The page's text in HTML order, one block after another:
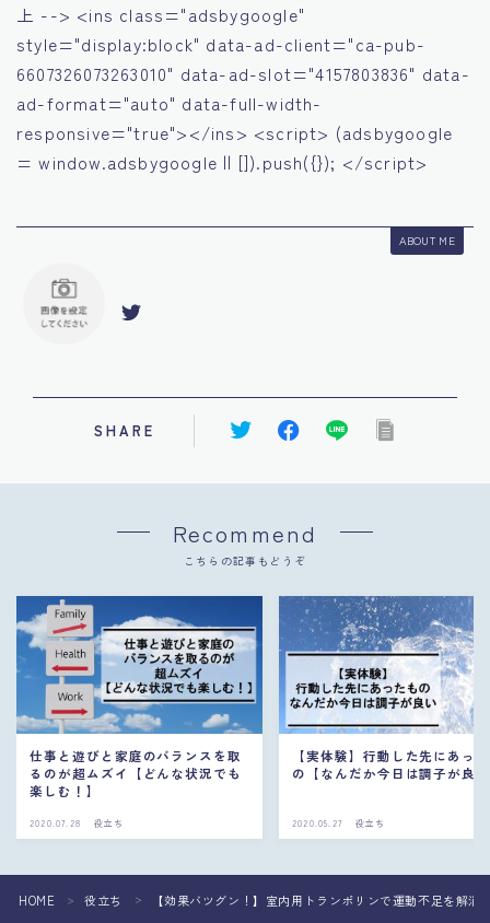
上 --> <ins class="adsbygoogle"
style="display:block" data-ad-client="ca-pub-
6607326073263010" data-ad-slot="4157803836" data-
ad-format="auto" data-full-width-
responsive="true"></ins> <script> (adsbygoogle
= window.adsbygoogle || []).push({}); </script>
ABOUT ME
SHARE
Recommend
こちらの記事もどうぞ
仕事と遊びと家庭のバランスを取
るのが超ムズイ【どんな状況でも
楽しむ！】
2020.07.28 役立ち
【実体験】行動した先にあっ
の【なんだか今日は調子が良
2020.05.27 役立ち
HOME ＞ 役立ち ＞ 【効果バツグン！】室内用トランポリンで運動不足を解